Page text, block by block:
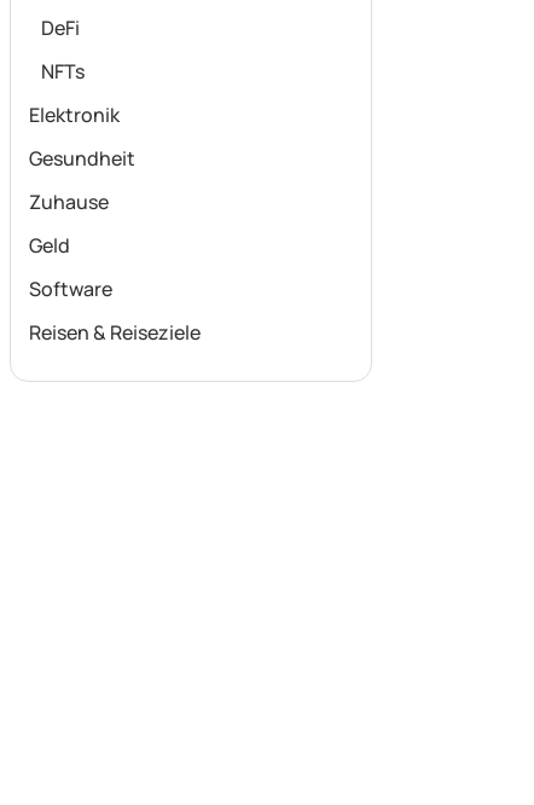
DeFi
NFTs
Elektronik
Gesundheit
Zuhause
Geld
Software
Reisen & Reiseziele